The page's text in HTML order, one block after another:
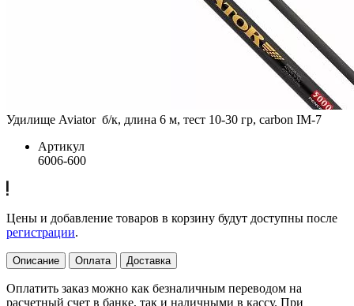
Удилище Aviator б/к, длина 6 м, тест 10-30 гр, carbon IM-7
Артикул
6006-600
Цены и добавление товаров в корзину будут доступны после
регистрации.
Описание Оплата Доставка
Оплатить заказ можно как безналичным переводом на
расчетный счет в банке, так и наличными в кассу. При